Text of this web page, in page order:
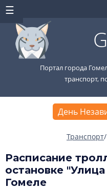
Портал города
транспорт,
День
Транспорт/
Расписание
остановке
Гомеле